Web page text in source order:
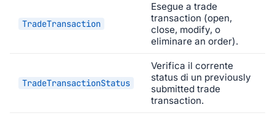
TradeTransaction
Esegue a trade
transaction (open,
close, modify, o
eliminare an order).
TradeTransactionStatus
Verifica il corrente
status di un previously
submitted trade
transaction.